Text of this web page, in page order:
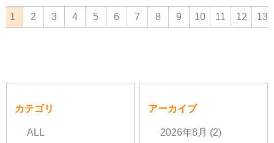
1 2 3 4 5 6 7 8 9 10 11 12 13
カテゴリ
ALL
アーカイブ
2026年8月 (2)